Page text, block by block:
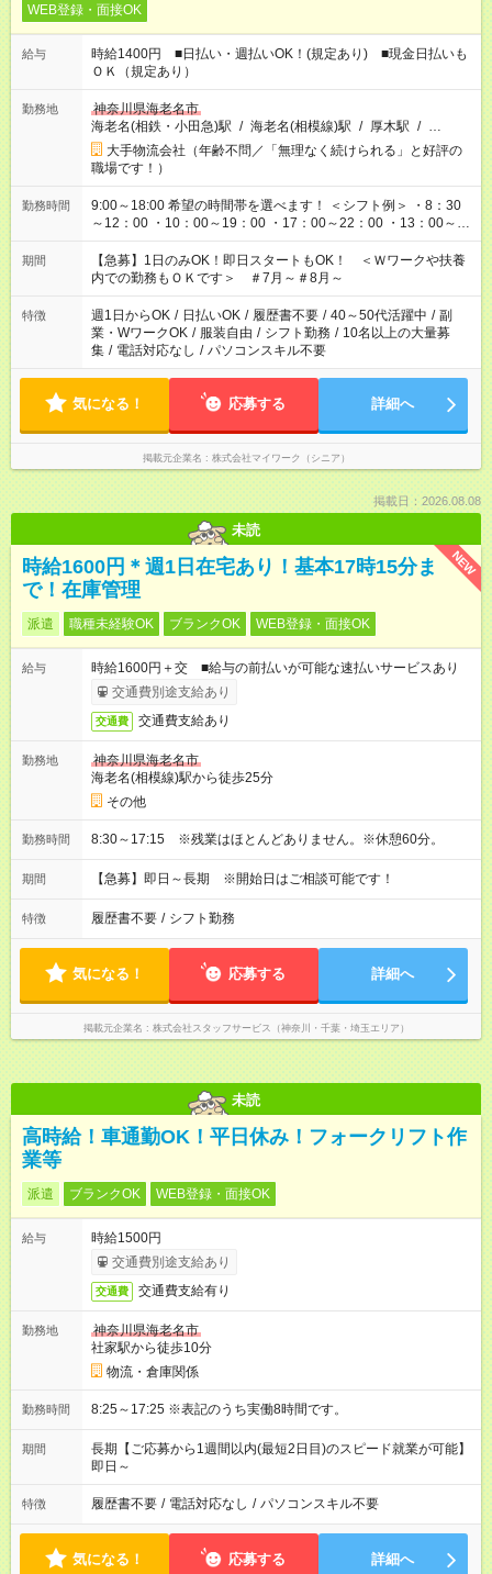
WEB登録・面接OK
給与
時給1400円 ■日払い・週払いOK！(規定あり) ■現金日払いも
ＯＫ（規定あり）
勤務地
神奈川県海老名市
海老名(相鉄・小田急)駅 / 海老名(相模線)駅 / 厚木駅 / …
大手物流会社（年齢不問／「無理なく続けられる」と好評の
職場です！）
勤務時間
9:00～18:00 希望の時間帯を選べます！ ＜シフト例＞ ・8：30
～12：00 ・10：00～19：00 ・17：00～22：00 ・13：00～
22：00 ・22：00～翌6：00 など
期間
【急募】1日のみOK！即日スタートもOK！ ＜Ｗワークや扶養
内での勤務もＯＫです＞ ＃7月～＃8月～
特徴 週1日からOK / 日払いOK / 履歴書不要 / 40～50代活躍中 / 副
業・WワークOK / 服装自由 / シフト勤務 / 10名以上の大量募
集 / 電話対応なし / パソコンスキル不要
気になる！ 応募する 詳細へ
掲載元企業名 株式会社マイワーク（シニア）
掲載日：2026.08.08
未読
NEW
時給1600円＊週1日在宅あり！基本17時15分ま
で！在庫管理
派遣 職種未経験OK ブランクOK WEB登録・面接OK
給与
時給1600円＋交 ■給与の前払いが可能な速払いサービスあり
交通費別途支給あり
交通費 交通費支給あり
勤務地
神奈川県海老名市
海老名(相模線)駅から徒歩25分
その他
勤務時間 8:30～17:15 ※残業はほとんどありません。※休憩60分。
期間 【急募】即日～長期 ※開始日はご相談可能です！
特徴 履歴書不要 / シフト勤務
気になる！ 応募する 詳細へ
掲載元企業名 株式会社スタッフサービス（神奈川・千葉・埼玉エリア）
未読
高時給！車通勤OK！平日休み！フォークリフト作
業等
派遣 ブランクOK WEB登録・面接OK
給与
時給1500円
交通費別途支給あり
交通費 交通費支給有り
勤務地
神奈川県海老名市
社家駅から徒歩10分
物流・倉庫関係
勤務時間 8:25～17:25 ※表記のうち実働8時間です。
期間
長期【ご応募から1週間以内(最短2日目)のスピード就業が可能】
即日～
特徴 履歴書不要 / 電話対応なし / パソコンスキル不要
気になる！ 応募する 詳細へ